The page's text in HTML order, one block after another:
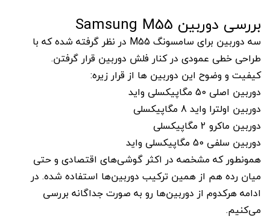
بررسی دوربین Samsung M55
سه دوربین برای سامسونگ M55 در نظر گرفته شده که با
طراحی خطی عمودی در کنار فلش دوربین قرار گرفتن.
کیفیت و وضوح این دوربین ها از قرار زیره:
دوربین اصلی 50 مگاپیکسلی واید
دوربین اولترا واید 8 مگاپیکسلی
دوربین ماکرو 2 مگاپیکسلی
دوربین سلفی 50 مگاپیکسلی واید
همونطور که مشخصه در اکثر گوشی‌های اقتصادی و حتی
میان رده هم از همین ترکیب دوربین‌ها استفاده شده. در
ادامه هرکدوم از دوربین‌ها رو به صورت جداگانه بررسی
می‌کنیم.